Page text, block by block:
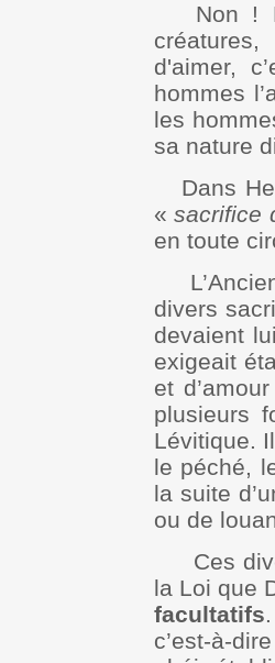
Non !
d'aimer,
hommes
les
sa nature
Dans
« sacrifice
en toute
divers
devaient
exigeait
et
plusieurs
Lévitique.
le péché,
la suite
ou de
Ces
la Loi que
facultatifs
c’est-à-